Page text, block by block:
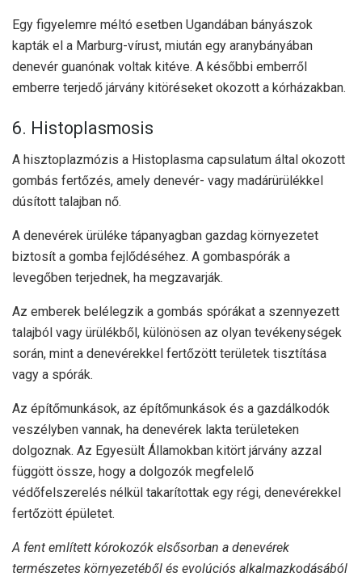
Egy figyelemre méltó esetben Ugandában bányászok
kapták el a Marburg-vírust, miután egy aranybányában
denevér guanónak voltak kitéve. A későbbi emberről
emberre terjedő járvány kitöréseket okozott a kórházakban.
6. Histoplasmosis
A hisztoplazmózis a Histoplasma capsulatum által okozott
gombás fertőzés, amely denevér- vagy madárürülékkel
dúsított talajban nő.
A denevérek ürüléke tápanyagban gazdag környezetet
biztosít a gomba fejlődéséhez. A gombaspórák a
levegőben terjednek, ha megzavarják.
Az emberek belélegzik a gombás spórákat a szennyezett
talajból vagy ürülékből, különösen az olyan tevékenységek
során, mint a denevérekkel fertőzött területek tisztítása
vagy a spórák.
Az építőmunkások, az építőmunkások és a gazdálkodók
veszélyben vannak, ha denevérek lakta területeken
dolgoznak. Az Egyesült Államokban kitört járvány azzal
függött össze, hogy a dolgozók megfelelő
védőfelszerelés nélkül takarítottak egy régi, denevérekkel
fertőzött épületet.
A fent említett kórokozók elsősorban a denevérek
természetes környezetéből és evolúciós alkalmazkodásából